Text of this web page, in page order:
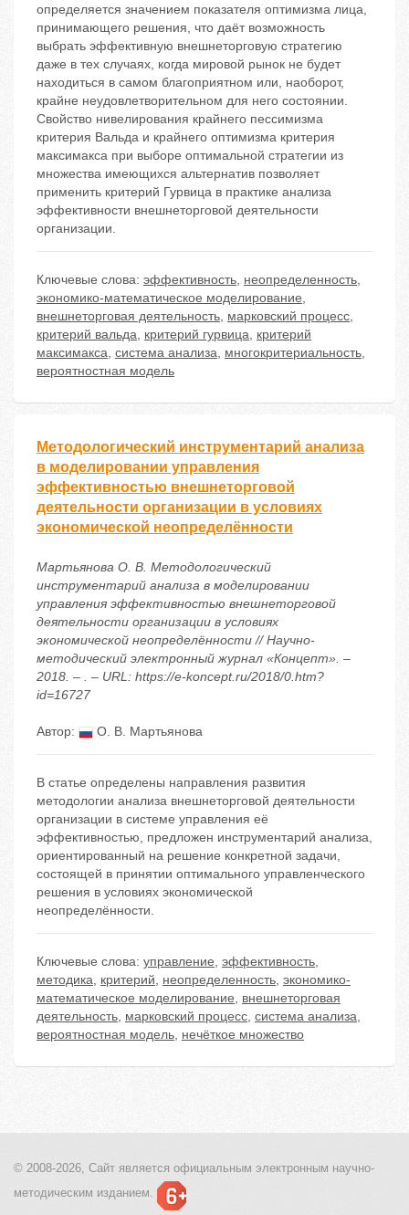
определяется значением показателя оптимизма лица,
принимающего решения, что даёт возможность
выбрать эффективную внешнеторговую стратегию
даже в тех случаях, когда мировой рынок не будет
находиться в самом благоприятном или, наоборот,
крайне неудовлетворительном для него состоянии.
Свойство нивелирования крайнего пессимизма
критерия Вальда и крайнего оптимизма критерия
максимакса при выборе оптимальной стратегии из
множества имеющихся альтернатив позволяет
применить критерий Гурвица в практике анализа
эффективности внешнеторговой деятельности
организации.
Ключевые слова: эффективность, неопределенность,
экономико-математическое моделирование,
внешнеторговая деятельность, марковский процесс,
критерий вальда, критерий гурвица, критерий
максимакса, система анализа, многокритериальность,
вероятностная модель
Методологический инструментарий анализа
в моделировании управления
эффективностью внешнеторговой
деятельности организации в условиях
экономической неопределённости
Мартьянова О. В. Методологический
инструментарий анализа в моделировании
управления эффективностью внешнеторговой
деятельности организации в условиях
экономической неопределённости // Научно-
методический электронный журнал «Концепт». –
2018. – . – URL: https://e-koncept.ru/2018/0.htm?
id=16727
Автор: О. В. Мартьянова
В статье определены направления развития
методологии анализа внешнеторговой деятельности
организации в системе управления её
эффективностью, предложен инструментарий анализа,
ориентированный на решение конкретной задачи,
состоящей в принятии оптимального управленческого
решения в условиях экономической
неопределённости.
Ключевые слова: управление, эффективность,
методика, критерий, неопределенность, экономико-
математическое моделирование, внешнеторговая
деятельность, марковский процесс, система анализа,
вероятностная модель, нечёткое множество
© 2008-2026, Сайт является официальным электронным научно-
методическим изданием.